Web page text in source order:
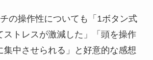
の操作性についても「1ボタン式
ストレスが激減した」「頭を操作
集中させられる」と好意的な感想